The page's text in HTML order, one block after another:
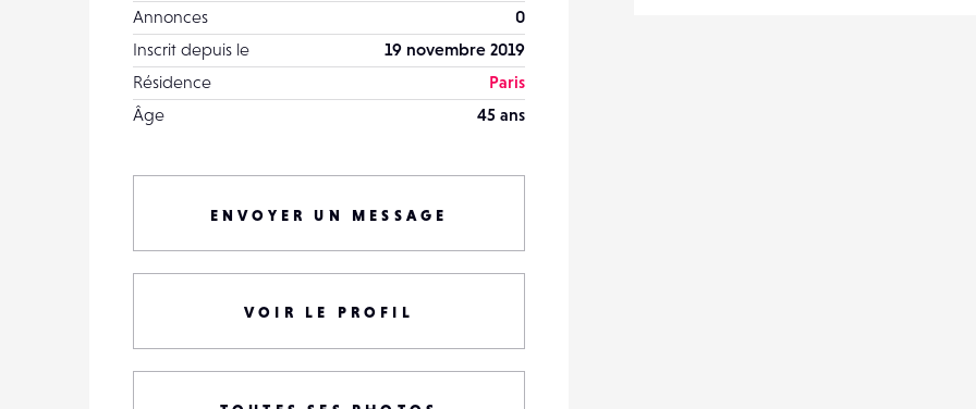
Annonces
0
Inscrit depuis le
19 novembre 2019
Résidence
Paris
Âge
45 ans
ENVOYER UN MESSAGE
VOIR LE PROFIL